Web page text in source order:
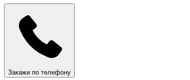
Закажи по телефону